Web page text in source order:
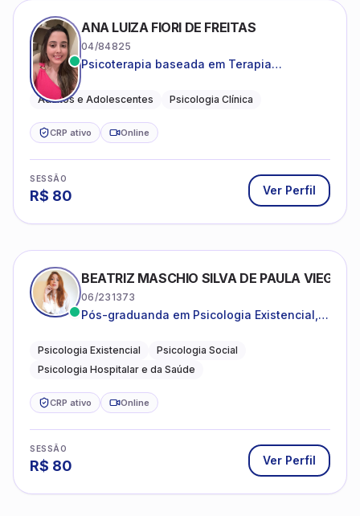
ANA LUIZA FIORI DE FREITAS
04/84825
Psicoterapia baseada em Terapia
Adultos e Adolescentes Psicologia Clínica
CRP ativo Online
SESSÃO
R$ 80 Ver Perfil
BEATRIZ MASCHIO SILVA DE PAULA VIEGAS
06/231373
Pós-graduanda em Psicologia Existencial,
da Saúde.
Psicologia Existencial
Psicologia Social
Psicologia Hospitalar e da Saúde
CRP ativo Online
SESSÃO
R$ 80 Ver Perfil